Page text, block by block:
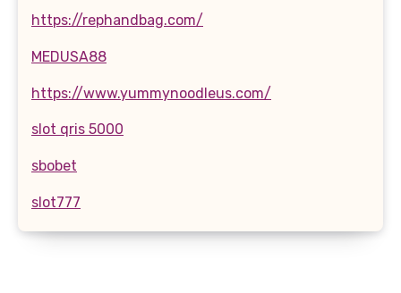
https://rephandbag.com/
MEDUSA88
https://www.yummynoodleus.com/
slot qris 5000
sbobet
slot777